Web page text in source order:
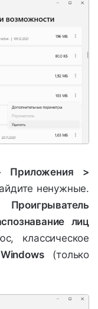
Приложения >
ненужные.
Проигрыватель
лиц
классическое
(только